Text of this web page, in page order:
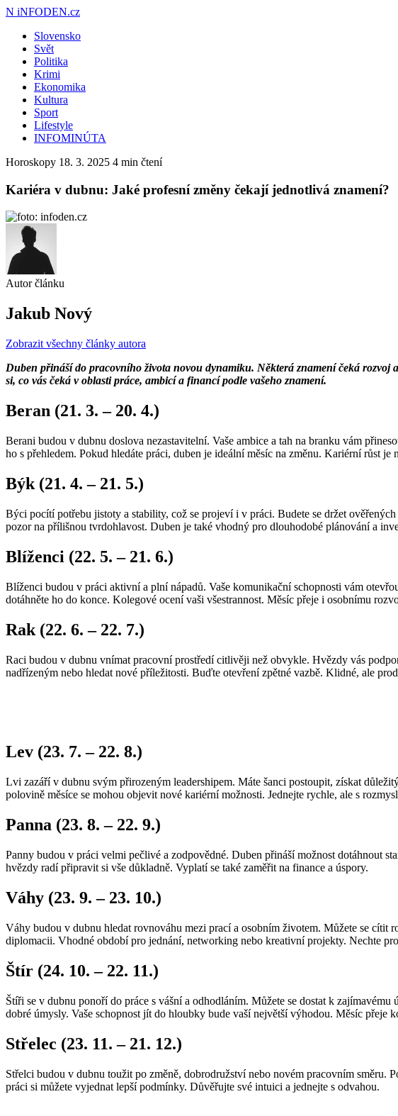
N iNFODEN.cz
Slovensko
Svět
Politika
Krimi
Ekonomika
Kultura
Sport
Lifestyle
INFOMINÚTA
Horoskopy 18. 3. 2025 4 min čtení
Kariéra v dubnu: Jaké profesní změny čekají jednotlivá znamení?
Autor článku
Jakub Nový
Zobrazit všechny články autora
Duben přináší do pracovního života novou dynamiku. Některá znamení čeká rozvoj
si, co vás čeká v oblasti práce, ambicí a financí podle vašeho znamení.
Beran (21. 3. – 20. 4.)
Berani budou v dubnu doslova nezastavitelní. Vaše ambice a tah na branku vám
ho s přehledem. Pokud hledáte práci, duben je ideální měsíc na změnu. Kariérní růst je
Býk (21. 4. – 21. 5.)
Býci pocítí potřebu jistoty a stability, což se projeví i v práci. Budete se držet
pozor na přílišnou tvrdohlavost. Duben je také vhodný pro dlouhodobé plánování a
Blíženci (22. 5. – 21. 6.)
Blíženci budou v práci aktivní a plní nápadů. Vaše komunikační schopnosti vám
dotáhněte ho do konce. Kolegové ocení vaši všestrannost. Měsíc přeje i osobnímu
Rak (22. 6. – 22. 7.)
Raci budou v dubnu vnímat pracovní prostředí citlivěji než obvykle. Hvězdy vás
nadřízeným nebo hledat nové příležitosti. Buďte otevření zpětné vazbě. Klidné, ale
Lev (23. 7. – 22. 8.)
Lvi zazáří v dubnu svým přirozeným leadershipem. Máte šanci postoupit, získat
polovině měsíce se mohou objevit nové kariérní možnosti. Jednejte rychle, ale s
Panna (23. 8. – 22. 9.)
Panny budou v práci velmi pečlivé a zodpovědné. Duben přináší možnost dotáhnout
hvězdy radí připravit si vše důkladně. Vyplatí se také zaměřit na finance a úspory.
Váhy (23. 9. – 23. 10.)
Váhy budou v dubnu hledat rovnováhu mezi prací a osobním životem. Můžete se
diplomacii. Vhodné období pro jednání, networking nebo kreativní projekty. Nechte
Štír (24. 10. – 22. 11.)
Štíři se v dubnu ponoří do práce s vášní a odhodláním. Můžete se dostat k
dobré úmysly. Vaše schopnost jít do hloubky bude vaší největší výhodou. Měsíc přeje
Střelec (23. 11. – 21. 12.)
Střelci budou v dubnu toužit po změně, dobrodružství nebo novém pracovním směru.
práci si můžete vyjednat lepší podmínky. Důvěřujte své intuici a jednejte s odvahou.